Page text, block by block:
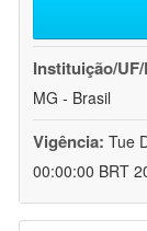
Instituição/
MG - Brasil
Vigência: Tue
00:00:00 BRT